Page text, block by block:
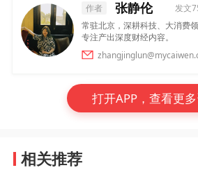
作者 张静伦
发文
常驻北京，深耕科技、大消费
专注产出深度财经内容。
打开APP，查看更
相关推荐